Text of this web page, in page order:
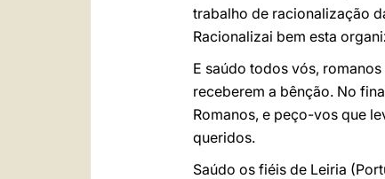
trabalho de racionalização
Racionalizai bem esta
E saúdo todos vós,
receberem a bênção. No
Romanos, e peço-vos que
queridos.
Saúdo os fiéis de Leiria